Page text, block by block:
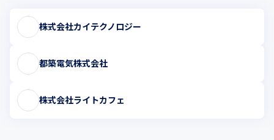
株式会社カイテクノロジー
都築電気株式会社
株式会社ライトカフェ